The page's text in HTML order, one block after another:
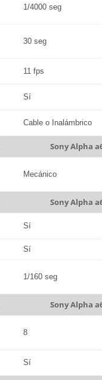
1/4000 seg
30 seg
11 fps
Sí
Cable o Inalámbrico
Sony Alpha
Mecánico
Sony Alpha
Sí
Sí
1/160 seg
Sony Alpha
8
Sí